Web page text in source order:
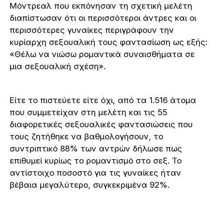
Μόντρεαλ που εκπόνησαν τη σχετική μελέτη
διαπίστωσαν ότι οι περισσότεροι άντρες και οι
περισσότερες γυναίκες περιγράφουν την
κυρίαρχη σεξουαλική τους φαντασίωση ως εξής:
«Θέλω να νιώσω ρομαντικά συναισθήματα σε
μια σεξουαλική σχέση».
Είτε το πιστεύετε είτε όχι, από τα 1.516 άτομα
που συμμετείχαν στη μελέτη και τις 55
διαφορετικές σεξουαλικές φαντασιώσεις που
τους ζητήθηκε να βαθμολογήσουν, το
συντριπτικό 88% των αντρών δήλωσε πως
επιθυμεί κυρίως το ρομαντισμό στο σεξ. Το
αντίστοιχο ποσοστό για τις γυναίκες ήταν
βέβαια μεγαλύτερο, συγκεκριμένα 92%.